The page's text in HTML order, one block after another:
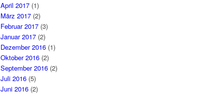
April 2017 (1)
März 2017 (2)
Februar 2017 (3)
Januar 2017 (2)
Dezember 2016 (1)
Oktober 2016 (2)
September 2016 (2)
Juli 2016 (5)
Juni 2016 (2)